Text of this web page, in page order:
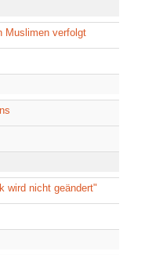
Muslimen verfolgt
wird nicht geändert"